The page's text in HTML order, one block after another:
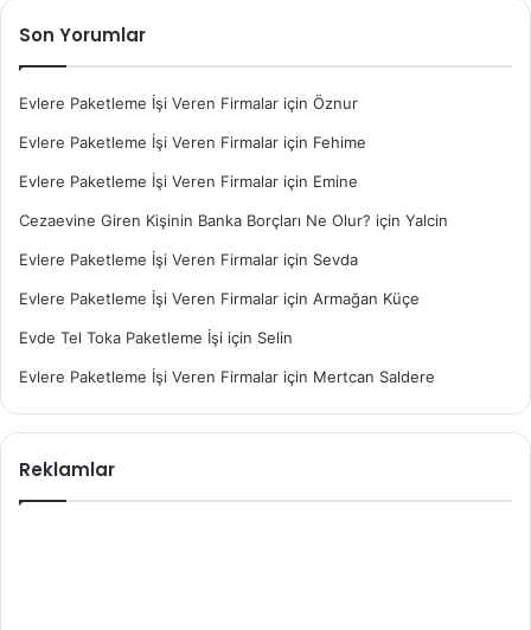
Son Yorumlar
Evlere Paketleme İşi Veren Firmalar için Öznur
Evlere Paketleme İşi Veren Firmalar için Fehime
Evlere Paketleme İşi Veren Firmalar için Emine
Cezaevine Giren Kişinin Banka Borçları Ne Olur? için Yalcin
Evlere Paketleme İşi Veren Firmalar için Sevda
Evlere Paketleme İşi Veren Firmalar için Armağan Küçe
Evde Tel Toka Paketleme İşi için Selin
Evlere Paketleme İşi Veren Firmalar için Mertcan Saldere
Reklamlar